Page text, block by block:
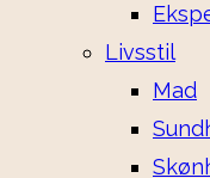
Livsstil
Mad